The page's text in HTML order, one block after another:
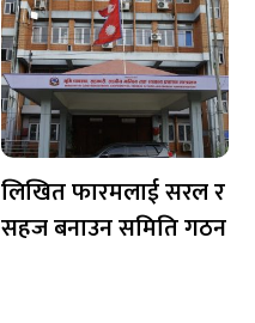
लिखित फारमलाई सरल र
सहज बनाउन समिति गठन